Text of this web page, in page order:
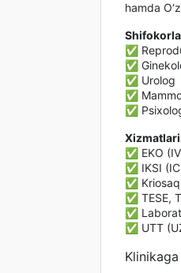
hamda
✅
✅
✅ Urolog
✅
✅
✅ EKO
✅ IKSI
✅
✅ TESE,
✅
✅ UTT